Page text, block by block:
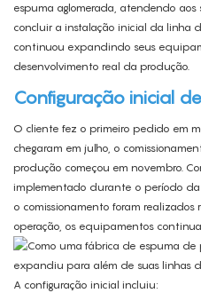
espuma aglomerada, atendendo aos
concluir a instalação inicial da linha
continuou expandindo seus
desenvolvimento real da produção.
Configuração inicial
O cliente fez o primeiro pedido em
chegaram em julho, o
produção começou em novembro.
implementado durante o período
o comissionamento foram
operação, os equipamentos
A configuração inicial incluiu: